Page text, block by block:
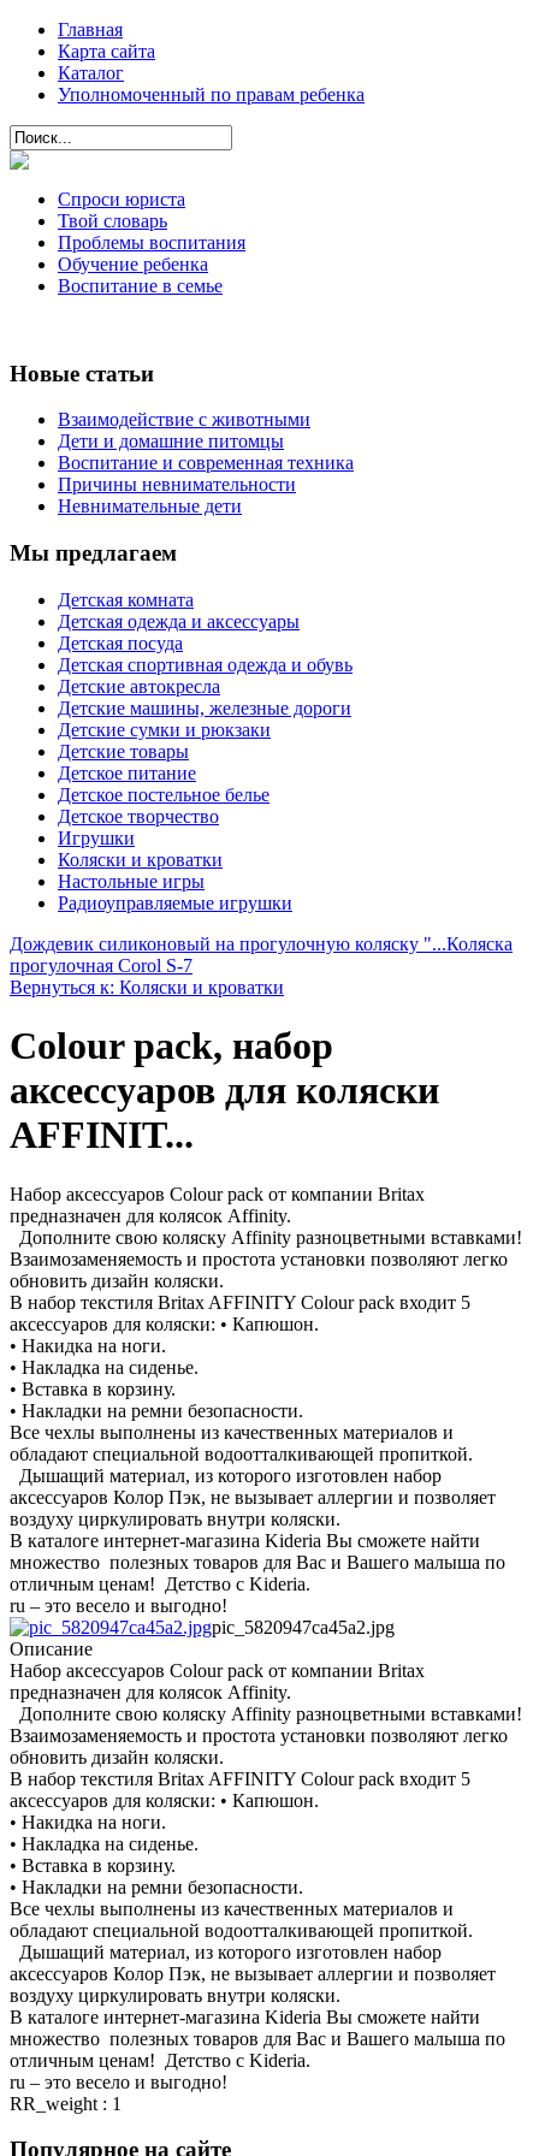
Главная
Карта сайта
Каталог
Уполномоченный по правам ребенка
Спроси юриста
Твой словарь
Проблемы воспитания
Обучение ребенка
Воспитание в семье
Новые статьи
Взаимодействие с животными
Дети и домашние питомцы
Воспитание и современная техника
Причины невнимательности
Невнимательные дети
Мы предлагаем
Детская комната
Детская одежда и аксессуары
Детская посуда
Детская спортивная одежда и обувь
Детские автокресла
Детские машины, железные дороги
Детские сумки и рюкзаки
Детские товары
Детское питание
Детское постельное белье
Детское творчество
Игрушки
Коляски и кроватки
Настольные игры
Радиоуправляемые игрушки
Дождевик силиконовый на прогулочную коляску "...Коляска
прогулочная Corol S-7
Вернуться к: Коляски и кроватки
Colour pack, набор
аксессуаров для коляски
AFFINIT...
Набор аксессуаров Colour pack от компании Britax
предназначен для колясок Affinity.
Дополните свою коляску Affinity разноцветными вставками!
Взаимозаменяемость и простота установки позволяют легко
обновить дизайн коляски.
В набор текстиля Britax AFFINITY Colour pack входит 5
аксессуаров для коляски: • Капюшон.
• Накидка на ноги.
• Накладка на сиденье.
• Вставка в корзину.
• Накладки на ремни безопасности.
Все чехлы выполнены из качественных материалов и
обладают специальной водоотталкивающей пропиткой.
Дышащий материал, из которого изготовлен набор
аксессуаров Колор Пэк, не вызывает аллергии и позволяет
воздуху циркулировать внутри коляски.
В каталоге интернет-магазина Kideria Вы сможете найти
множество полезных товаров для Вас и Вашего малыша по
отличным ценам! Детство с Kideria.
ru – это весело и выгодно!
pic_5820947ca45a2.jpg
Описание
Набор аксессуаров Colour pack от компании Britax
предназначен для колясок Affinity.
Дополните свою коляску Affinity разноцветными вставками!
Взаимозаменяемость и простота установки позволяют легко
обновить дизайн коляски.
В набор текстиля Britax AFFINITY Colour pack входит 5
аксессуаров для коляски: • Капюшон.
• Накидка на ноги.
• Накладка на сиденье.
• Вставка в корзину.
• Накладки на ремни безопасности.
Все чехлы выполнены из качественных материалов и
обладают специальной водоотталкивающей пропиткой.
Дышащий материал, из которого изготовлен набор
аксессуаров Колор Пэк, не вызывает аллергии и позволяет
воздуху циркулировать внутри коляски.
В каталоге интернет-магазина Kideria Вы сможете найти
множество полезных товаров для Вас и Вашего малыша по
отличным ценам! Детство с Kideria.
ru – это весело и выгодно!
RR_weight : 1
Популярное на сайте